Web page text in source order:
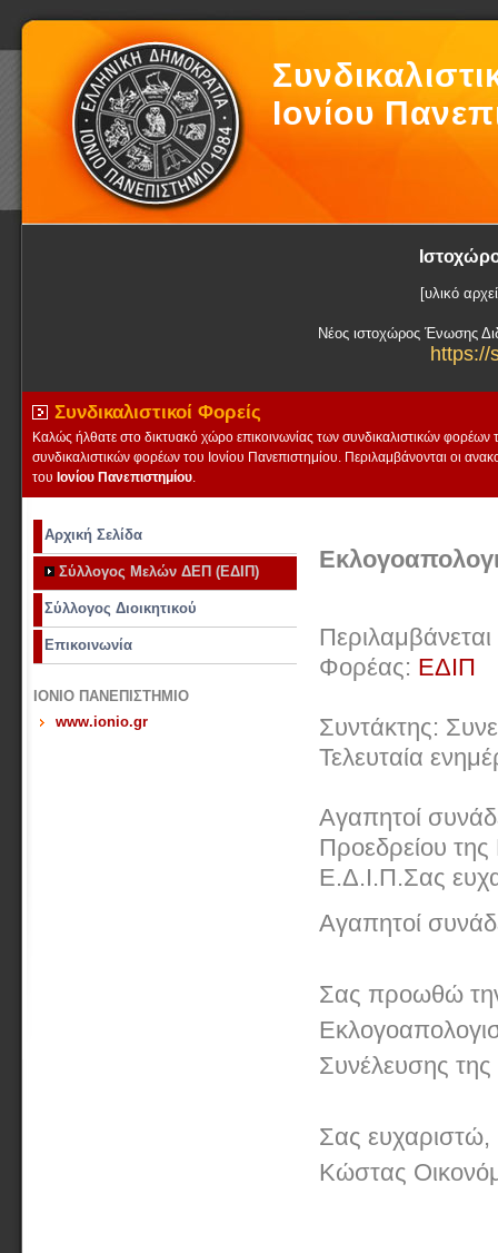
Ιονίου
[υλικό
Νέος ιστοχώρος Ένωσης
https://
Συνδικαλιστικοί Φορείς
Καλώς ήλθατε στο δικτυακό χώρο επικοινωνίας των συνδικαλιστικών
συνδικαλιστικών φορέων του Ιονίου Πανεπιστημίου. Περιλαμβάνονται οι
του Ιονίου Πανεπιστημίου.
Φορέας: ΕΔΙΠ
Συντάκτης:
Τελευταία
Αγαπητοί
Προεδρείου
Ε.Δ.Ι.Π.Σας
Αγαπητοί
Σας προωθώ
Συνέλευσης
Σας ευχαριστώ,
Κώστας
Αρχική Σελίδα
Σύλλογος Μελών ΔΕΠ (ΕΔΙΠ)
Σύλλογος Διοικητικού
Επικοινωνία
ΙΟΝΙΟ ΠΑΝΕΠΙΣΤΗΜΙΟ
www.ionio.gr